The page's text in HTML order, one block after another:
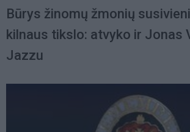
Būrys žinomų žmonių
kilnaus tikslo: atvyko ir Jonas
Jazzu